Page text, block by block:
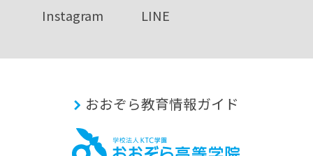
Instagram LINE
おおぞら教育情報ガイド